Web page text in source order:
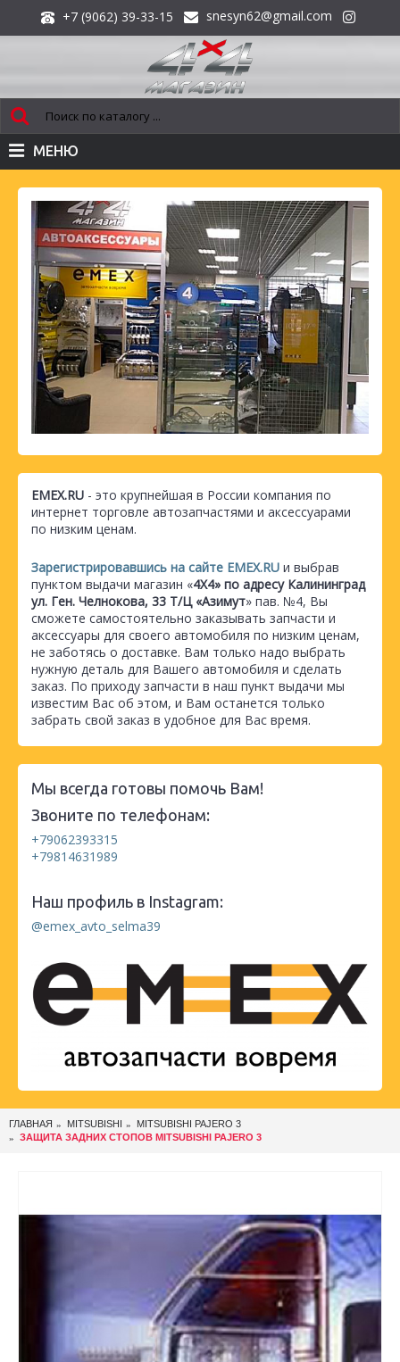
+7 (9062) 39-33-15 snesyn62@gmail.com
МЕНЮ
EMEX.RU - это крупнейшая в России компания по
интернет торговле автозапчастями и аксессуарами
по низким ценам.
Зарегистрировавшись на сайте EMEX.RU и выбрав
пунктом выдачи магазин «4Х4» по адресу Калининград
ул. Ген. Челнокова, 33 Т/Ц «Азимут» пав. №4, Вы
сможете самостоятельно заказывать запчасти и
аксессуары для своего автомобиля по низким ценам,
не заботясь о доставке. Вам только надо выбрать
нужную деталь для Вашего автомобиля и сделать
заказ. По приходу запчасти в наш пункт выдачи мы
известим Вас об этом, и Вам останется только
забрать свой заказ в удобное для Вас время.
Мы всегда готовы помочь Вам!
Звоните по телефонам:
+79062393315
+79814631989
Наш профиль в Instagram:
@emex_avto_selma39
ГЛАВНАЯ MITSUBISHI
MITSUBISHI PAJERO 3
ЗАЩИТА ЗАДНИХ СТОПОВ MITSUBISHI PAJERO 3